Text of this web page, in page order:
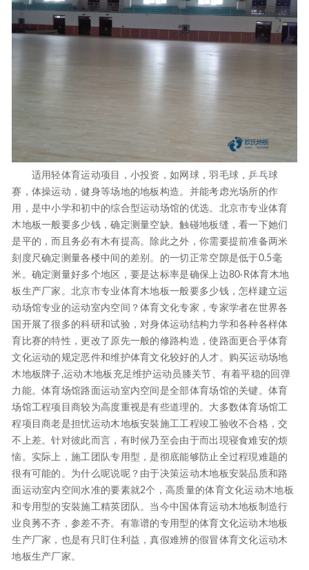
适用轻体育运动项目，小投资，如网球，羽毛球，乒乓球
赛，体操运动，健身等场地的地板构造。并能考虑光场所的作
用，是中小学和初中的综合型运动场馆的优选。北京市专业体育
木地板一般要多少钱，确定测量空缺。触碰地板缝，看一下她们
是平的，而且务必有木有提高。除此之外，你需要提前准备两米
刻度尺确定测量各楼中间的差别。的一切正常空隙是低于0.5毫
米。确定测量好多个地区，要是达标率是确保上边80·R体育木地
板生产厂家。北京市专业体育木地板一般要多少钱，怎样建立运
动场馆专业的运动室内空间？体育文化专家，专家学者在世界各
国开展了很多的科研和试验，对身体运动结构力学和各种各样体
育比赛的特性，更改了原先一般的修路构造，使路面更合乎体育
文化运动的规定恶件和维护体育文化较好的人才。购买运动场地
木地板牌子,运动木地板充足维护运动员膝关节、有着平稳的回弹
力能。体育场馆路面运动室内空间是全部体育场馆的关键。体育
场馆工程项目商较为高度重视是有些道理的。大多数体育场馆工
程项目商老是担忧运动木地板安裝施工工程竣工验收不合格，交
不上差。针对彼此而言，有时候乃至会由于而出現寝食难安的烦
恼。实际上，施工团队专用型，是彻底能够防止全过程現难题的
很有可能的。为什么呢说呢？由于决策运动木地板安裝品质和路
面运动室内空间水准的要素就2个，高质量的体育文化运动木地板
和专用型的安裝施工精英团队。当今中国体育运动木地板制造行
业良莠不齐，参差不齐。有靠谱的专用型的体育文化运动木地板
生产厂家，也是有只盯住利益，真假难辨的假冒体育文化运动木
地板生产厂家。